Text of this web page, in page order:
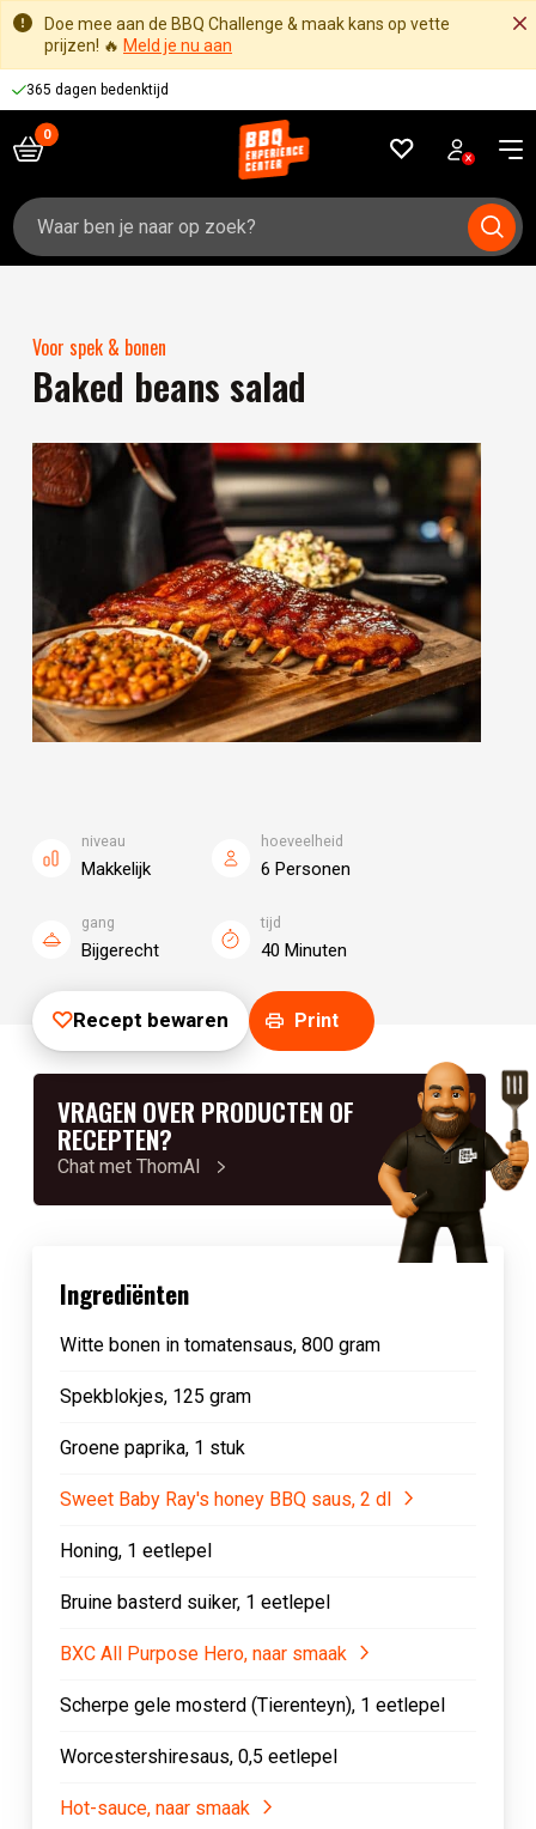
Doe mee aan de BBQ Challenge & maak kans op vette
prijzen! 🔥 Meld je nu aan
365 dagen bedenktijd
Zoeken
naar:
Voor spek & bonen
Baked beans salad
niveau
Makkelijk
hoeveelheid
6 Personen
gang
Bijgerecht
tijd
40 Minuten
Recept bewaren Print
VRAGEN OVER PRODUCTEN OF
RECEPTEN?
Chat met ThomAI
Ingrediënten
Witte bonen in tomatensaus, 800 gram
Spekblokjes, 125 gram
Groene paprika, 1 stuk
Sweet Baby Ray's honey BBQ saus, 2 dl
Honing, 1 eetlepel
Bruine basterd suiker, 1 eetlepel
BXC All Purpose Hero, naar smaak
Scherpe gele mosterd (Tierenteyn), 1 eetlepel
Worcestershiresaus, 0,5 eetlepel
Hot-sauce, naar smaak